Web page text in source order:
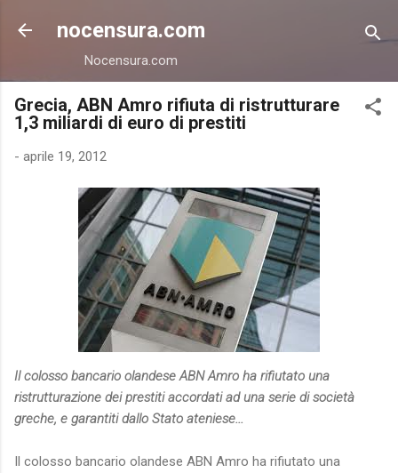
Passa ai contenuti principali
nocensura.com
Nocensura.com
Grecia, ABN Amro rifiuta di ristrutturare
1,3 miliardi di euro di prestiti
- aprile 19, 2012
Il colosso bancario olandese ABN Amro ha rifiutato una
ristrutturazione dei prestiti accordati ad una serie di società
greche, e garantiti dallo Stato ateniese...
Il colosso bancario olandese ABN Amro ha rifiutato una